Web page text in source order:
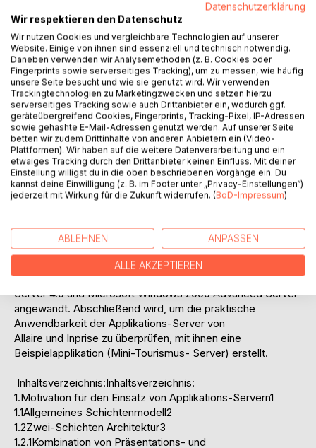
mündete letztendlich in einer zur Zeit beinahe
unüberschaubaren Anzahl von Produkten.
Gang der Untersuchung:
Diese Diplomarbeit beschreibt im theoretischen Teil zuerst
die Charakteristika und zugrundeliegenden Technologien
von Applikations-Servern, um danach einen Kriterienkatalog
zu ihrem Vergleich aufstellen zu können. Im Zuge dessen
wird die Brückenfunktion von Applikations-Servern anhand
der sechs Middleware Kategorien RPC based Middleware,
Message Oriented Middleware, Database Middleware,
Distributed Transaction Coordinator, Object Request
Broker und Component Oriented Middleware verdeutlicht.
Darin enthalten ist ein Vergleich der zur Zeit populärsten
serverseitigen Komponentenmodelle COM+ und EJB, die
festlegen.
Im praktischen Teil dieser Diplomarbeit wird schließlich der
Kriterienkatalog zur Beurteilung der Applikations-Server
Allaire Cold Fusion 4.5.1 Enterprise, Inprise Application
Server 4.0 und Microsoft Windows 2000 Advanced Server
angewandt. Abschließend wird, um die praktische
Anwendbarkeit der Applikations-Server von
Allaire und Inprise zu überprüfen, mit ihnen eine
Beispielapplikation (Mini-Tourismus- Server) erstellt.
Inhaltsverzeichnis:Inhaltsverzeichnis:
1.Motivation für den Einsatz von Applikations-Servern1
1.1Allgemeines Schichtenmodell2
1.2Zwei-Schichten Architektur3
1.2.1Kombination von Präsentations- und
Datenschutzerklärung
Wir respektieren den Datenschutz
Wir nutzen Cookies und vergleichbare Technologien auf unserer
Website. Einige von ihnen sind essenziell und technisch notwendig.
Daneben verwenden wir Analysemethoden (z. B. Cookies oder
Fingerprints sowie serverseitiges Tracking), um zu messen, wie häufig
unsere Seite besucht und wie sie genutzt wird. Wir verwenden
Trackingtechnologien zu Marketingzwecken und setzen hierzu
serverseitiges Tracking sowie auch Drittanbieter ein, wodurch ggf.
geräteübergreifend Cookies, Fingerprints, Tracking-Pixel, IP-Adressen
sowie gehashte E-Mail-Adressen genutzt werden. Auf unserer Seite
betten wir zudem Drittinhalte von anderen Anbietern ein (Video-
Plattformen). Wir haben auf die weitere Datenverarbeitung und ein
etwaiges Tracking durch den Drittanbieter keinen Einfluss. Mit deiner
Einstellung willigst du in die oben beschriebenen Vorgänge ein. Du
kannst deine Einwilligung (z. B. im Footer unter „Privacy-Einstellungen“)
jederzeit mit Wirkung für die Zukunft widerrufen. (BoD-Impressum)
ABLEHNEN ANPASSEN
ALLE AKZEPTIEREN